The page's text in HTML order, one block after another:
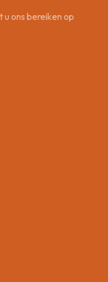
ons bereiken op